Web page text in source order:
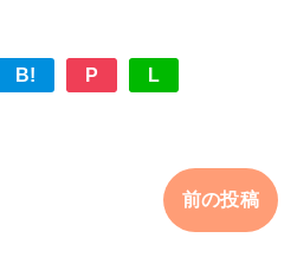
B! P L
前の投稿